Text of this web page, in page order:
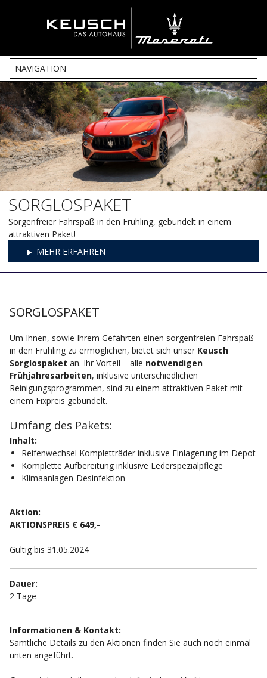
Direkt
zum
Inhalt
NAVIGATION
SORGLOSPAKET
Sorgenfreier Fahrspaß in den Frühling, gebündelt in einem
attraktiven Paket!
 MEHR ERFAHREN
SORGLOSPAKET
Um Ihnen, sowie Ihrem Gefährten einen sorgenfreien Fahrspaß
in den Frühling zu ermöglichen, bietet sich unser Keusch
Sorglospaket an. Ihr Vorteil – alle notwendigen
Frühjahresarbeiten, inklusive unterschiedlichen
Reinigungsprogrammen, sind zu einem attraktiven Paket mit
einem Fixpreis gebündelt.
Umfang des Pakets:
Inhalt:
Reifenwechsel Kompletträder inklusive Einlagerung im Depot
Komplette Aufbereitung inklusive Lederspezialpflege
Klimaanlagen-Desinfektion
Aktion:
AKTIONSPREIS € 649,-
Gültig bis 31.05.2024
Dauer:
2 Tage
Informationen & Kontakt:
Sämtliche Details zu den Aktionen finden Sie auch noch einmal
unten angeführt.